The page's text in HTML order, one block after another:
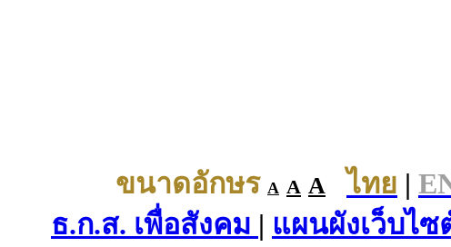
ขนาดอักษร A A A ไทย |
ธ.ก.ส. เพื่อสังคม | แผนผังเว็บไซ